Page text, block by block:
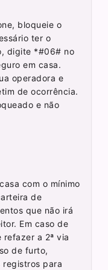
bloqueie o
ter o
digite *#06# no
em casa.
operadora e
de ocorrência.
e não
com o mínimo
de
que não irá
Em caso de
a 2ª via
de furto,
registros para